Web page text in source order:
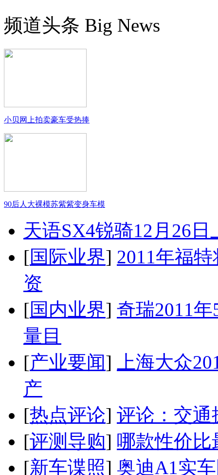
频道头条 Big News
小贝网上拍卖豪车受热捧
90后人大裸模苏紫紫变身车模
天语SX4锐骑12月26
[国际业界] 2011年福
资
[国内业界] 奇瑞2011
量目
[产业要闻]
上海大众
产
[热点评论] 评论：交通
[评测导购] 哪款性价比
[新车谍照] 奥迪A1实